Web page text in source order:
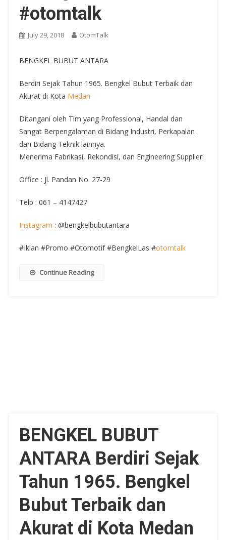
#otomtalk
July 29, 2018 OtomTalk
BENGKEL BUBUT ANTARA
Berdiri Sejak Tahun 1965. Bengkel Bubut Terbaik dan
Akurat di Kota Medan
Ditangani oleh Tim yang Professional, Handal dan
Sangat Berpengalaman di Bidang Industri, Perkapalan
dan Bidang Teknik lainnya.
Menerima Fabrikasi, Rekondisi, dan Engineering Supplier.
Office : Jl. Pandan No. 27-29
Telp : 061 – 4147427
Instagram : @bengkelbubutantara
#Iklan #Promo #Otomotif #BengkelLas #otomtalk
Continue Reading
BENGKEL BUBUT
ANTARA Berdiri Sejak
Tahun 1965. Bengkel
Bubut Terbaik dan
Akurat di Kota Medan